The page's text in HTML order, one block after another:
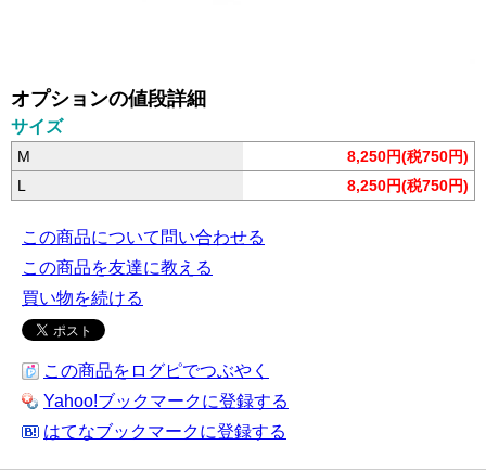
オプションの値段詳細
サイズ
M
8,250円(税750円)
L
8,250円(税750円)
この商品について問い合わせる
この商品を友達に教える
買い物を続ける
この商品をログピでつぶやく
Yahoo!ブックマークに登録する
はてなブックマークに登録する